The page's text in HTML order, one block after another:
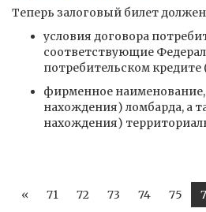
Теперь залоговый билет
условия договора
соответствующие
потребительском кредите
фирменное наименование,
нахождения) ломбарда, а
нахождения)
« 71 72 73 74 75